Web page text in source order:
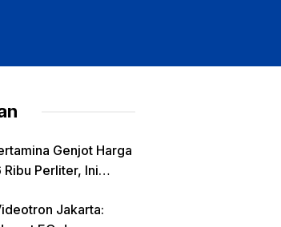
Genjot Harga
Ribu Perliter, Ini
Jakarta: